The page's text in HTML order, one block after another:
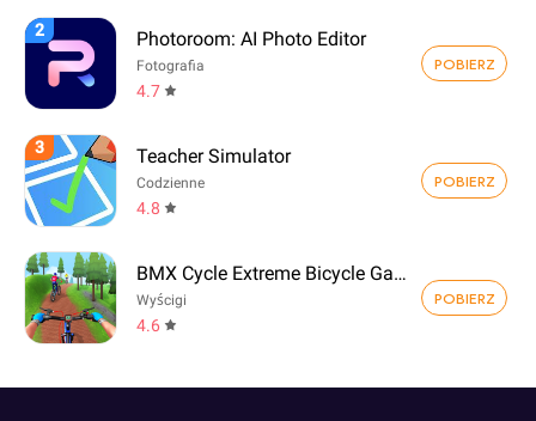
2 Photoroom: AI Photo Editor
Fotografia
4.7
POBIERZ
3 Teacher Simulator
Codzienne
4.8
POBIERZ
BMX Cycle Extreme Bicycle Game
Wyścigi
4.6
POBIERZ